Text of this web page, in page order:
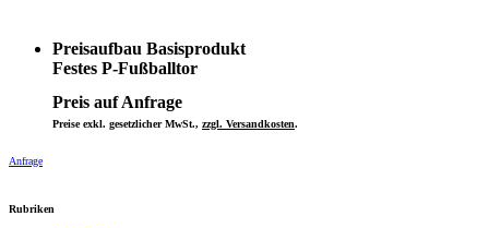
Preisaufbau Basisprodukt
Festes P-Fußballtor
Preis auf Anfrage
Preise exkl. gesetzlicher MwSt., zzgl. Versandkosten.
Anfrage
Rubriken